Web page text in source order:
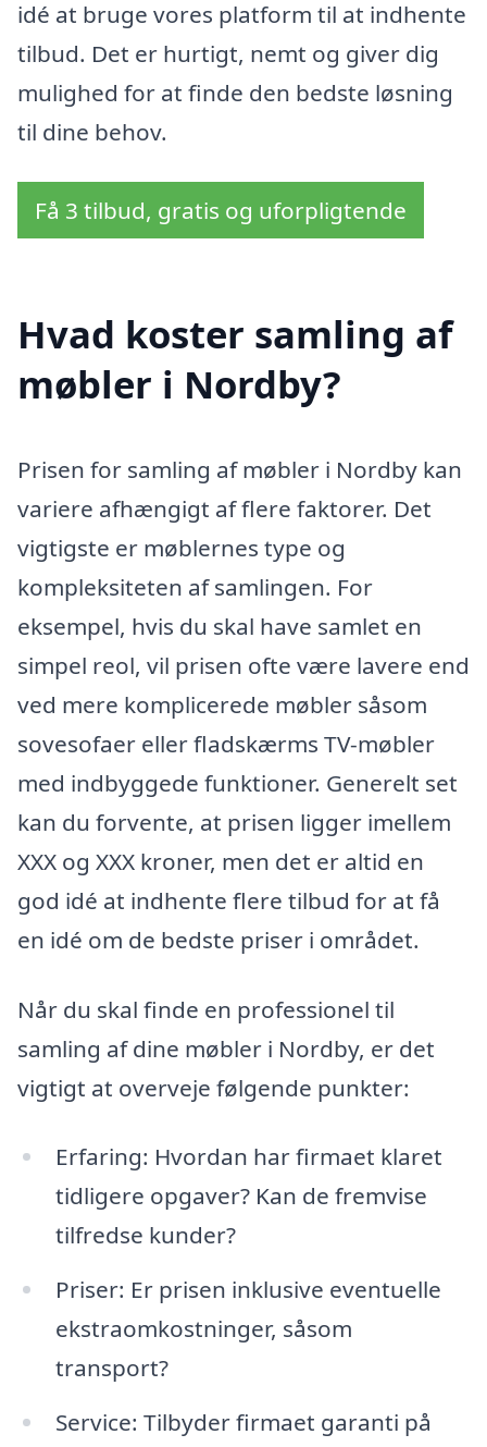
idé at bruge vores platform til at indhente
tilbud. Det er hurtigt, nemt og giver dig
mulighed for at finde den bedste løsning
til dine behov.
Få 3 tilbud, gratis og uforpligtende
Hvad koster samling af
møbler i Nordby?
Prisen for samling af møbler i Nordby kan
variere afhængigt af flere faktorer. Det
vigtigste er møblernes type og
kompleksiteten af samlingen. For
eksempel, hvis du skal have samlet en
simpel reol, vil prisen ofte være lavere end
ved mere komplicerede møbler såsom
sovesofaer eller fladskærms TV-møbler
med indbyggede funktioner. Generelt set
kan du forvente, at prisen ligger imellem
XXX og XXX kroner, men det er altid en
god idé at indhente flere tilbud for at få
en idé om de bedste priser i området.
Når du skal finde en professionel til
samling af dine møbler i Nordby, er det
vigtigt at overveje følgende punkter:
Erfaring: Hvordan har firmaet klaret
tidligere opgaver? Kan de fremvise
tilfredse kunder?
Priser: Er prisen inklusive eventuelle
ekstraomkostninger, såsom
transport?
Service: Tilbyder firmaet garanti på